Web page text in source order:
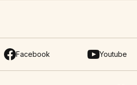
Facebook Youtube